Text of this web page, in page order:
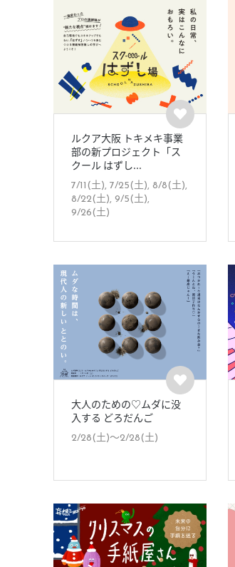
ルクア大阪 トキメキ事業
部の新プロジェクト「ス
クール はずし...
7/11(土), 7/25(土), 8/8(土),
8/22(土), 9/5(土),
9/26(土)
大人のための♡ムダに没
入する どろだんご
2/28(土)〜2/28(土)